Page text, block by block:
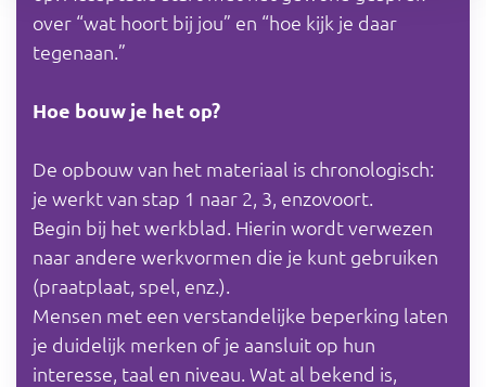
over “wat hoort bij jou” en “hoe kijk je daar
tegenaan.”
Hoe bouw je het op?
De opbouw van het materiaal is chronologisch:
je werkt van stap 1 naar 2, 3, enzovoort.
Begin bij het werkblad. Hierin wordt verwezen
naar andere werkvormen die je kunt gebruiken
(praatplaat, spel, enz.).
Mensen met een verstandelijke beperking laten
je duidelijk merken of je aansluit op hun
interesse, taal en niveau. Wat al bekend is,